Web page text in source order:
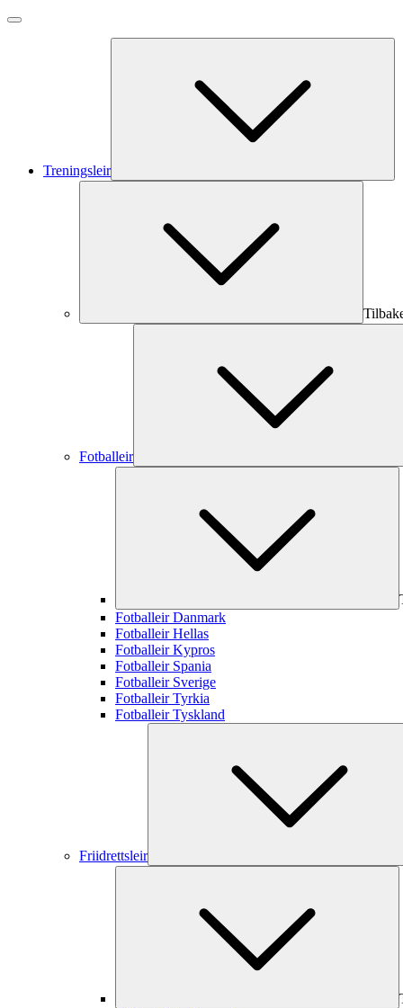
Treningsleir
Fotballeir
Fotballeir Danmark
Fotballeir Hellas
Fotballeir Kypros
Fotballeir Spania
Fotballeir Sverige
Fotballeir Tyrkia
Fotballeir Tyskland
Friidrettsleir